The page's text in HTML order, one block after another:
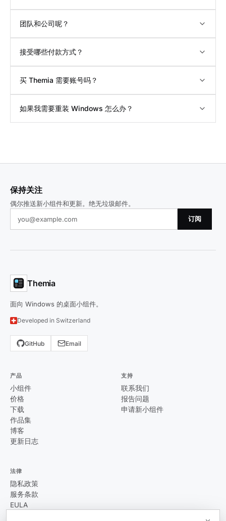
团队和公司呢？
接受哪些付款方式？
买 Themia 需要账号吗？
如果我需要重装 Windows 怎么办？
保持关注
偶尔推送新小组件和更新。绝无垃圾邮件。
订阅
Themia
面向 Windows 的桌面小组件。
Developed in Switzerland
GitHub Email
产品
小组件
价格
下载
作品集
博客
更新日志
支持
联系我们
报告问题
申请新小组件
法律
隐私政策
服务条款
EULA